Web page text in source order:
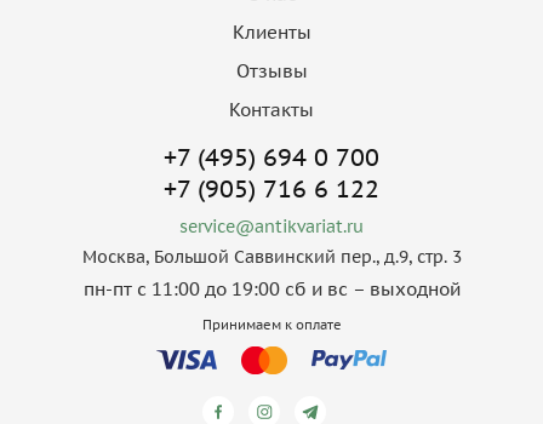
Клиенты
Отзывы
Контакты
+7 (495) 694 0 700
+7 (905) 716 6 122
service@antikvariat.ru
Москва, Большой Саввинский пер., д.9, стр. 3
пн-пт с 11:00 до 19:00 сб и вс – выходной
Принимаем к оплате